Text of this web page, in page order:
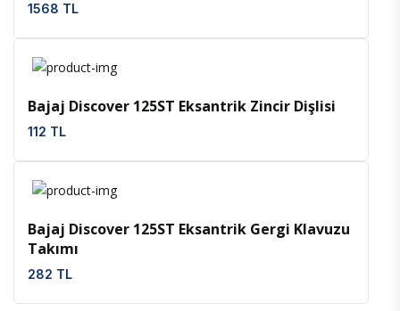
1568 TL
Bajaj Discover 125ST Eksantrik Zincir Dişlisi
112 TL
Bajaj Discover 125ST Eksantrik Gergi Klavuzu
Takımı
282 TL